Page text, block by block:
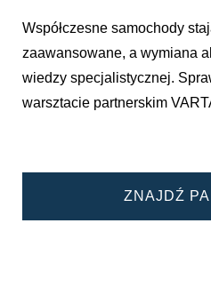
Współczesne samochody
zaawansowane, a wymiana
wiedzy specjalistycznej.
warsztacie partnerskim
ZNAJDŹ